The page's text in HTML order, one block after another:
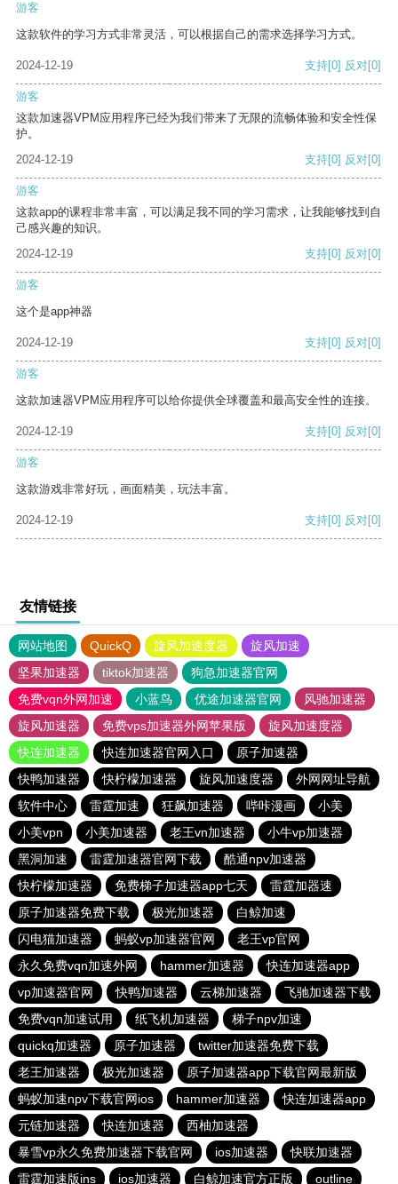
游客
这款软件的学习方式非常灵活，可以根据自己的需求选择学习方式。
2024-12-19 支持[0] 反对[0]
游客
这款加速器VPM应用程序已经为我们带来了无限的流畅体验和安全性保
护。
2024-12-19
支持[0] 反对[0]
游客
这款app的课程非常丰富，可以满足我不同的学习需求，让我能够找到自
己感兴趣的知识。
2024-12-19
支持[0] 反对[0]
游客
这个是app神器
2024-12-19 支持[0] 反对[0]
游客
这款加速器VPM应用程序可以给你提供全球覆盖和最高安全性的连接。
2024-12-19 支持[0] 反对[0]
游客
这款游戏非常好玩，画面精美，玩法丰富。
2024-12-19 支持[0] 反对[0]
友情链接
网站地图 QuickQ 旋风加速度器
旋风加速
坚果加速器
tiktok加速器
狗急加速器官网
免费vqn外网加速
小蓝鸟 优途加速器官网
风驰加速器
旋风加速器
免费vps加速器外网苹果版
旋风加速度器
快连加速器
快连加速器官网入口
原子加速器
快鸭加速器
快柠檬加速器 旋风加速度器
外网网址导航
软件中心
雷霆加速 狂飙加速器 哔咔漫画
小美
小美vpn
小美加速器 老王vn加速器
小牛vp加速器
黑洞加速
雷霆加速器官网下载
酷通npv加速器
快柠檬加速器
免费梯子加速器app七天
雷霆加器速
原子加速器免费下载
极光加速器
白鲸加速
闪电猫加速器
蚂蚁vp加速器官网
老王vp官网
永久免费vqn加速外网
hammer加速器
快连加速器app
vp加速器官网
快鸭加速器 云梯加速器
飞驰加速器下载
免费vqn加速试用
纸飞机加速器
梯子npv加速
quickq加速器
原子加速器
twitter加速器免费下载
老王加速器
极光加速器
原子加速器app下载官网最新版
蚂蚁加速npv下载官网ios
hammer加速器
快连加速器app
元链加速器
快连加速器
西柚加速器
暴雪vp永久免费加速器下载官网
ios加速器
快联加速器
雷霆加速版ins
ios加速器 白鲸加速官方正版 outline